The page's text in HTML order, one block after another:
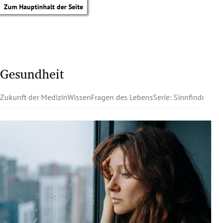
Zum Hauptinhalt der Seite
Untermenü
Gesundheit
Zukunft der MedizinWissenFragen des LebensSerie: Sinnfindung